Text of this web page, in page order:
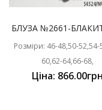
БЛУЗА №2661-
Розміри: 46-48,50-52,54-
60,62-64,66-68,
Ціна: 866.00грн